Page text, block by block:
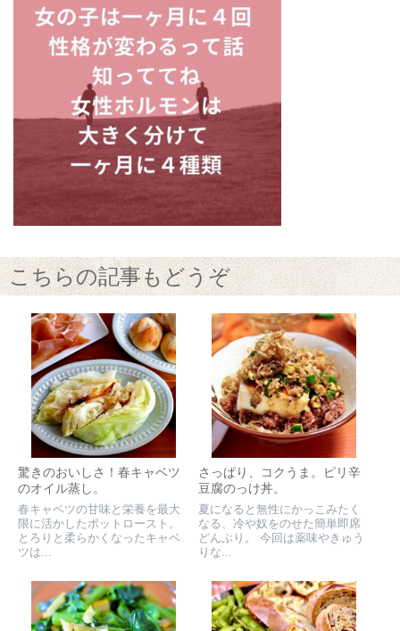
こちらの記事もどうぞ
驚きのおいしさ！春キャベツ
のオイル蒸し。
春キャベツの甘味と栄養を最大
限に活かしたポットロースト。
とろりと柔らかくなったキャベ
ツは...
さっぱり、コクうま。ピリ辛
豆腐のっけ丼。
夏になると無性にかっこみたく
なる、冷や奴をのせた簡単即席
どんぶり。 今回は薬味やきゅう
りな...